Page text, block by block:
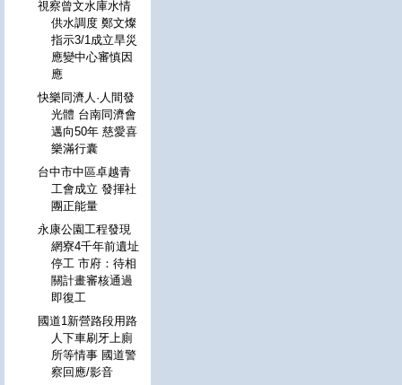
視察曾文水庫水情
供水調度 鄭文燦
指示3/1成立旱災
應變中心審慎因
應
快樂同濟人·人間發
光體 台南同濟會
邁向50年 慈愛喜
樂滿行囊
台中市中區卓越青
工會成立 發揮社
團正能量
永康公園工程發現
網寮4千年前遺址
停工 市府：待相
關計畫審核通過
即復工
國道1新營路段用路
人下車刷牙上廁
所等情事 國道警
察回應/影音